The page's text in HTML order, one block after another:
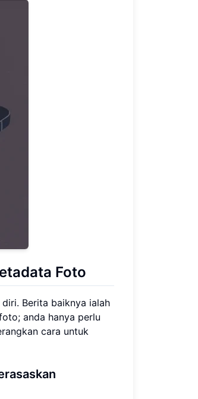
Foto
Berita baiknya ialah
anda hanya perlu
cara untuk